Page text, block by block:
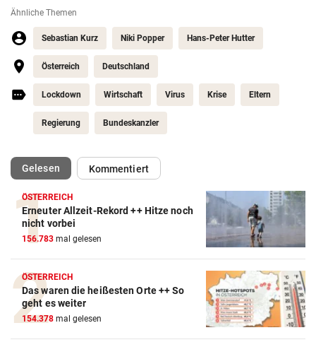
Ähnliche Themen
Sebastian Kurz Niki Popper Hans-Peter Hutter
Österreich Deutschland
Lockdown Wirtschaft Virus Krise Eltern
Regierung Bundeskanzler
Gelesen(ausgewählt)Kommentiert
ÖSTERREICH
Erneuter Allzeit-Rekord ++ Hitze noch
nicht vorbei
156.783 mal gelesen
ÖSTERREICH
Das waren die heißesten Orte ++ So
geht es weiter
154.378 mal gelesen